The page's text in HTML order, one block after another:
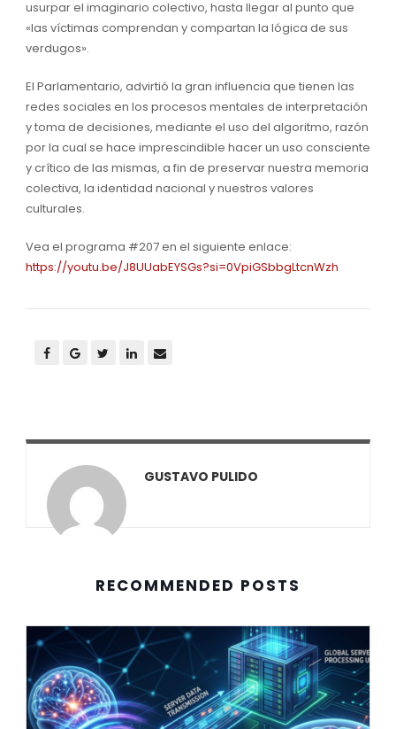
usurpar el imaginario colectivo, hasta llegar al punto que
«las víctimas comprendan y compartan la lógica de sus
verdugos».
El Parlamentario, advirtió la gran influencia que tienen las
redes sociales en los procesos mentales de interpretación
y toma de decisiones, mediante el uso del algoritmo, razón
por la cual se hace imprescindible hacer un uso consciente
y crítico de las mismas, a fin de preservar nuestra memoria
colectiva, la identidad nacional y nuestros valores
culturales.
Vea el programa #207 en el siguiente enlace:
https://youtu.be/J8UUabEYSGs?si=0VpiGSbbgLtcnWzh
GUSTAVO PULIDO
RECOMMENDED POSTS